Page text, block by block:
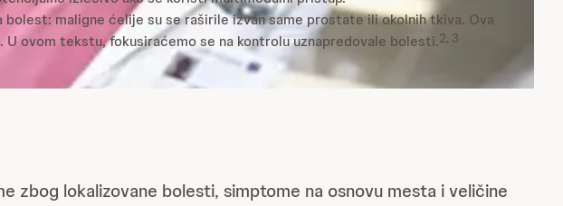
maligne ćelije su se raširile izvan same prostate ili okolnih tkiva. Ova
ovom tekstu, fokusiraćemo se na kontrolu uznapredovale bolesti.2, 3
zbog lokalizovane bolesti, simptome na osnovu mesta i veličine